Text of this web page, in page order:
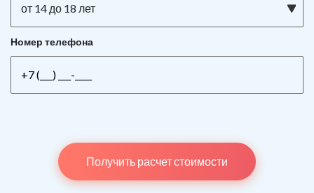
от 14 до 18 лет
Номер телефона
Получить расчет стоимости